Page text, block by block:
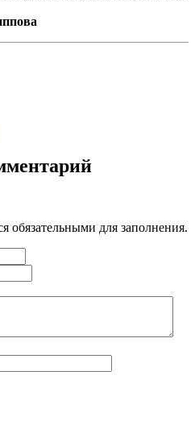
обязательными для заполнения.